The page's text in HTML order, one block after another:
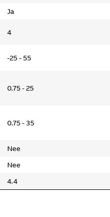
Ja
4
-25 - 55
0.75 - 25
0.75 - 35
Nee
Nee
4.4